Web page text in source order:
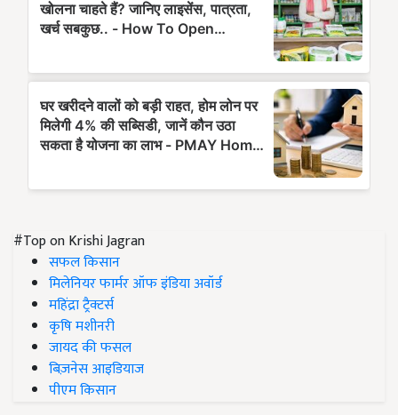
#Top on Krishi Jagran
सफल किसान
मिलेनियर फार्मर ऑफ इंडिया अवॉर्ड
महिंद्रा ट्रैक्टर्स
कृषि मशीनरी
जायद की फसल
बिज़नेस आइडियाज
पीएम किसान